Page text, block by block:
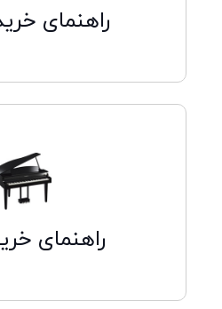
راهنمای
راهنمای
کلیک